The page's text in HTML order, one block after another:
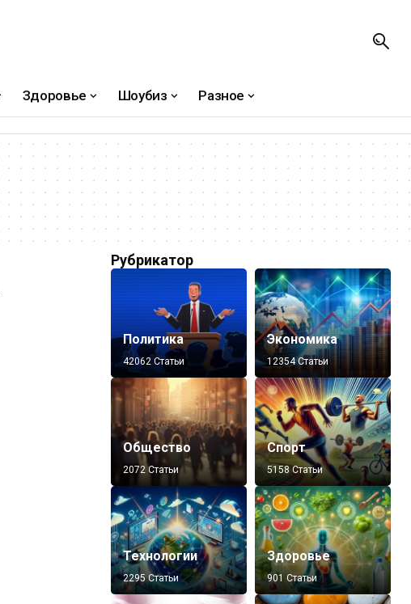
Здоровье Шоубиз Разное
Рубрикатор
Политика
42062 Статьи
Экономика
12354 Статьи
Общество
2072 Статьи
Спорт
5158 Статьи
Технологии
2295 Статьи
Здоровье
901 Статьи